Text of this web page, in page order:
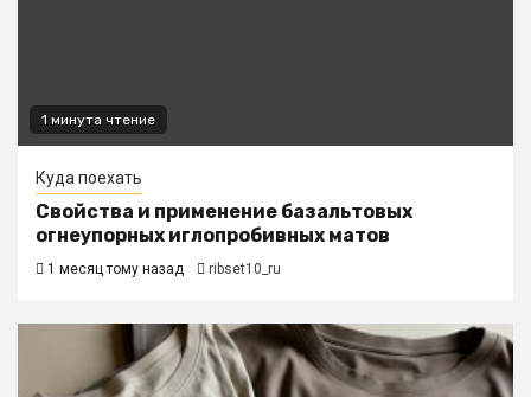
1 минута чтение
Куда поехать
Свойства и применение базальтовых
огнеупорных иглопробивных матов
1 месяц тому назад ribset10_ru